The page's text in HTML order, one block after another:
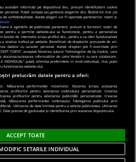
|Politica de Cookie|Politica
accesăm informații pe dispozitivul dvs., precum identificatorii cookie
personal. Puteți accepta sau gestiona alegerile dvs. făcând clic mai jos
de confidențialitate. Aceste alegeri vor fi raportate partenerilor noștri și
si agentiile de publicitate partenere, precum si furnizorii nostri de
pentru a permite website-ului sa functioneze, pentru a personaliza
functie de interesele si/sau profilul dvs., pentru a va oferi functionalitati
analiza traficul pe website. Beneficiati de drepturile prevazute de art.
datelor cu caracter personal. Aceste drepturi pot fi exercitate prin
TOATE”, acceptati folosirea tuturor Tehnologiilor de tip Cookie, care
accesarea informatiilor de catre Vendor-ii cu care colaboram.
INDIVIDUAL” puteti schimba preferintele in mod individual, mai putin
functionarea website-ului.
prelucrăm datele pentru a oferi:
Măsurarea performanței reclamelor. Stocarea și/sau accesarea
profilurilor pentru selectarea conținutului personalizat. Crearea
profilurilor pentru selectarea publicității personalizate. Crearea
Măsurarea performanței conținutului. Înțelegerea publicului prin
Utilizarea de date limitate pentru a selecta publicitatea. Utilizarea
Date precise de geolocație și identificarea prin scanarea dispozitivului.
ACCEPT TOATE
SETARILE INDIVIDUAL